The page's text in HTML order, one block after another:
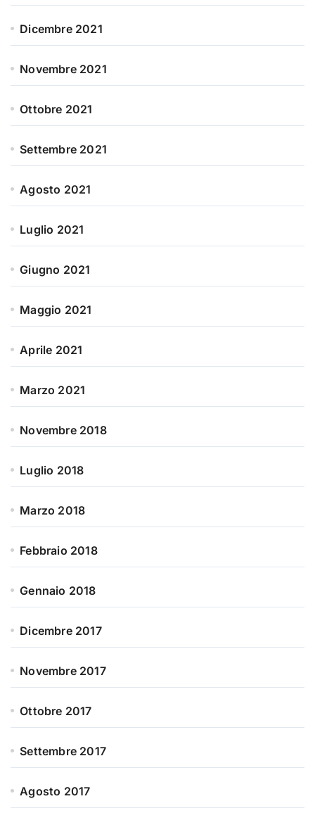
Dicembre 2021
Novembre 2021
Ottobre 2021
Settembre 2021
Agosto 2021
Luglio 2021
Giugno 2021
Maggio 2021
Aprile 2021
Marzo 2021
Novembre 2018
Luglio 2018
Marzo 2018
Febbraio 2018
Gennaio 2018
Dicembre 2017
Novembre 2017
Ottobre 2017
Settembre 2017
Agosto 2017